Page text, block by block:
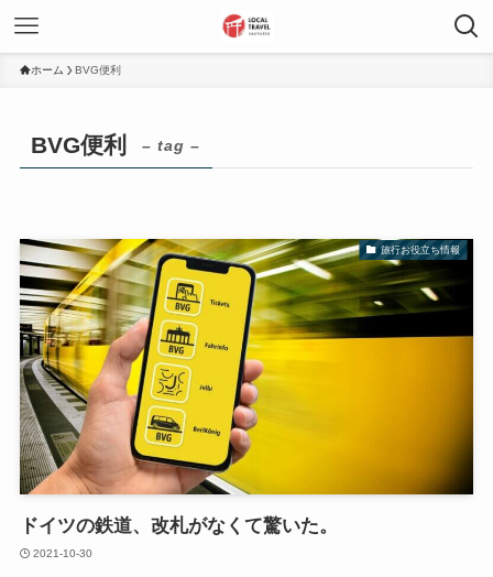
ホーム BVG便利
BVG便利 – tag –
旅行お役立ち情報
ドイツの鉄道、改札がなくて驚いた。
2021-10-30